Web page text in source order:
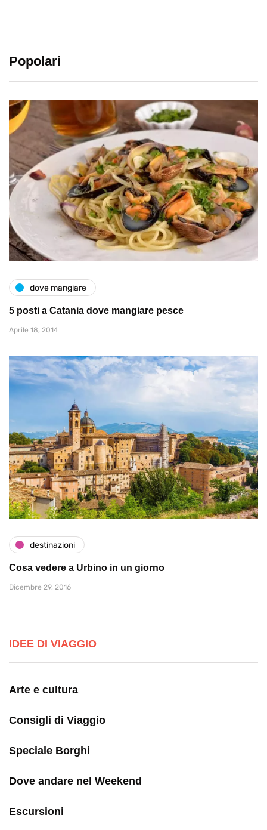
Popolari
dove mangiare
5 posti a Catania dove mangiare pesce
Aprile 18, 2014
destinazioni
Cosa vedere a Urbino in un giorno
Dicembre 29, 2016
IDEE DI VIAGGIO
Arte e cultura
Consigli di Viaggio
Speciale Borghi
Dove andare nel Weekend
Escursioni